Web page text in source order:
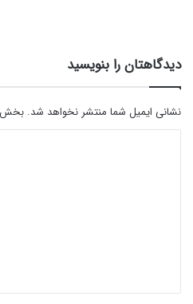
دیدگاهتان را بنویسید
نشانی ایمیل شما منتشر نخواهد شد.